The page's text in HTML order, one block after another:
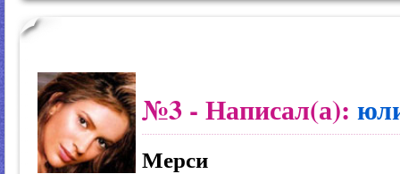
№3 - Написал(а):
Мерси